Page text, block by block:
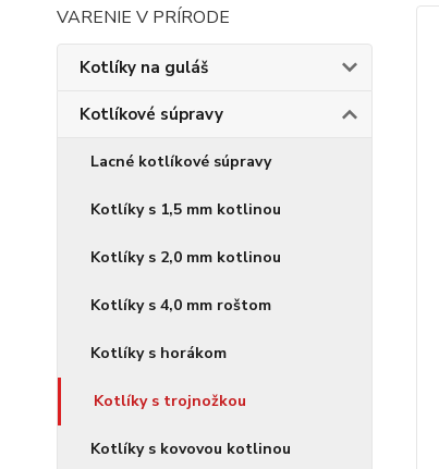
VARENIE V PRÍRODE
Kotlíky na guláš
Kotlíkové súpravy
Lacné kotlíkové súpravy
Kotlíky s 1,5 mm kotlinou
Kotlíky s 2,0 mm kotlinou
Kotlíky s 4,0 mm roštom
Kotlíky s horákom
Kotlíky s trojnožkou
Kotlíky s kovovou kotlinou